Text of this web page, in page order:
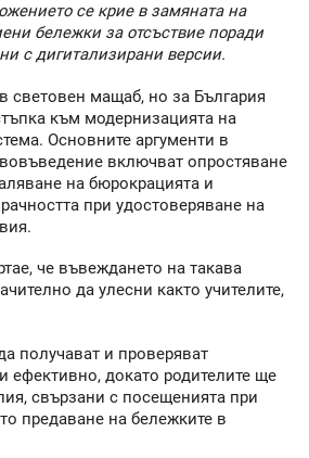
се крие в замяната на
бележки за отсъствие поради
с дигитализирани версии.
световен мащаб, но за България
към модернизацията на
Основните аргументи в
включват опростяване
на бюрокрацията и
при удостоверяване на
че въвеждането на такава
да улесни както учителите,
получават и проверяват
ефективно, докато родителите ще
свързани с посещенията при
предаване на бележките в